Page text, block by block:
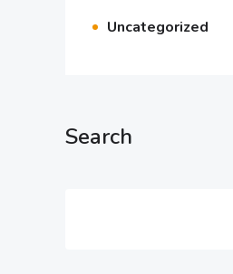
Uncategorized
Search